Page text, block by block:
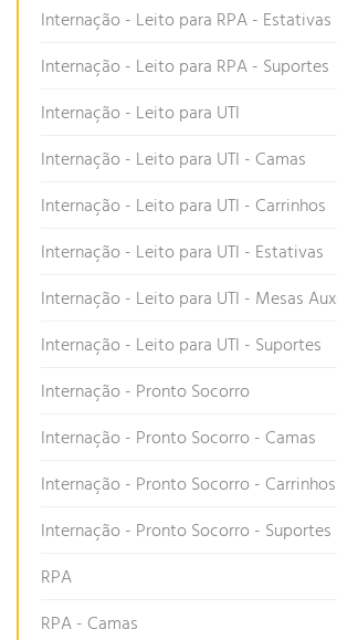
Internação - Leito para RPA - Estativas
Internação - Leito para RPA - Suportes
Internação - Leito para UTI
Internação - Leito para UTI - Camas
Internação - Leito para UTI - Carrinhos
Internação - Leito para UTI - Estativas
Internação - Leito para UTI - Mesas
Internação - Leito para UTI - Suportes
Internação - Pronto Socorro
Internação - Pronto Socorro - Camas
Internação - Pronto Socorro - Carrinhos
Internação - Pronto Socorro - Suportes
RPA
RPA - Camas